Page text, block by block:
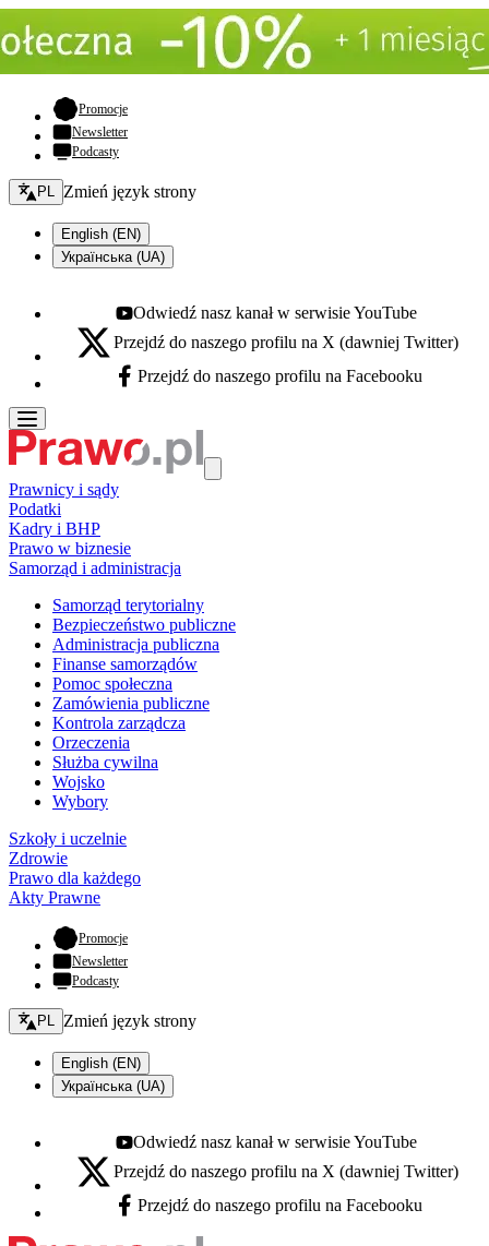
Promocje- otwiera się w nowej karcie
Newsletter
Podcasty
Zmień język - bieżący:
PL Zmień język strony
English (EN)
Українська (UA)
Youtube - otwiera się w nowej karcie
Odwiedź nasz kanał w serwisie YouTube
X - otwiera się w nowej karcie
Przejdź do naszego profilu na X (dawniej Twitter)
Facebook - otwiera się w nowej karcie
Przejdź do naszego profilu na Facebooku
Prawnicy i sądy
Podatki
Kadry i BHP
Prawo w biznesie
Samorząd i administracja
Samorząd terytorialny
Bezpieczeństwo publiczne
Administracja publiczna
Finanse samorządów
Pomoc społeczna
Zamówienia publiczne
Kontrola zarządcza
Orzeczenia
Służba cywilna
Wojsko
Wybory
Szkoły i uczelnie
Zdrowie
Prawo dla każdego
Akty Prawne
Promocje- otwiera się w nowej karcie
Newsletter
Podcasty
Zmień język - bieżący:
PL Zmień język strony
English (EN)
Українська (UA)
Youtube - otwiera się w nowej karcie
Odwiedź nasz kanał w serwisie YouTube
X - otwiera się w nowej karcie
Przejdź do naszego profilu na X (dawniej Twitter)
Facebook - otwiera się w nowej karcie
Przejdź do naszego profilu na Facebooku